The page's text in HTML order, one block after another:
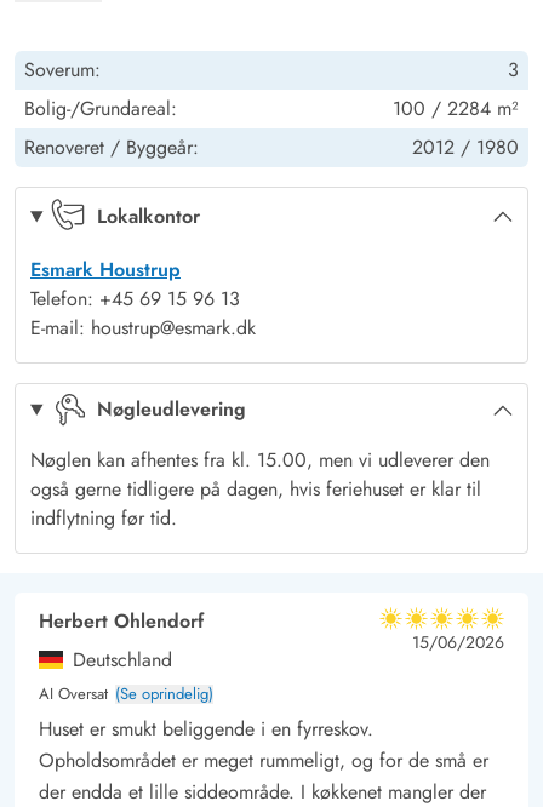
af ferien.
Om aftenen er den store terrasse det perfekte samlingspunkt
for familien, og der kan tændes op i grillen og spises et
lækkert feriemåltid rundt om havebordet i dejlig ro og fred.
Mere end bare skov
udforske, men også stranden i Houstrup har masser at byde på.
Her behøver I kun at køre et par minutter i bilen, inden I når
den herlige sandstrand, der indbyder til solbadning, lange
gåture langs strandkanten og en kæmpemæssig sandkasse til
de mindste feriegæster.
Har I brug for mere spænding og endnu flere oplevelser i
ferien, er forlystelsesparken Legoland og den lille havneby
Hvide Sande bare få eksempler på mulige udflugtsmål. Her er
der masser af liv, og altid noget nyt at se.
Soverum:
3
Bolig-/Grundareal:
100 / 2284 m²
Renoveret / Byggeår: 2012 / 1980
Lokalkontor
Esmark Houstrup
Telefon: +45 69 15 96 13
E-mail: houstrup@esmark.dk
Nøgleudlevering
Nøglen kan afhentes fra kl. 15.00, men vi udleverer den
også gerne tidligere på dagen, hvis feriehuset er klar til
indflytning før tid.
Herbert Ohlendorf
Deutschland
AI Oversat (Se oprindelig)
5 ud af 5
5 ud af 5
5 out of 5
15/06/2026
Huset er smukt beliggende i en fyrreskov.
Opholdsområdet er meget rummeligt, og for de små er
der endda et lille siddeområde. I køkkenet mangler der